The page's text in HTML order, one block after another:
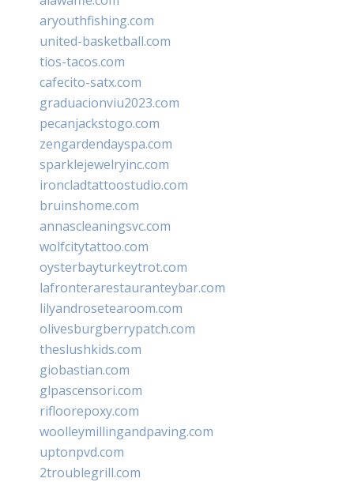
aryouthfishing.com
united-basketball.com
tios-tacos.com
cafecito-satx.com
graduacionviu2023.com
pecanjackstogo.com
zengardendayspa.com
sparklejewelryinc.com
ironcladtattoostudio.com
bruinshome.com
annascleaningsvc.com
wolfcitytattoo.com
oysterbayturkeytrot.com
lafronterarestauranteybar.com
lilyandrosetearoom.com
olivesburgberrypatch.com
theslushkids.com
giobastian.com
glpascensori.com
rifloorepoxy.com
woolleymillingandpaving.com
uptonpvd.com
2troublegrill.com